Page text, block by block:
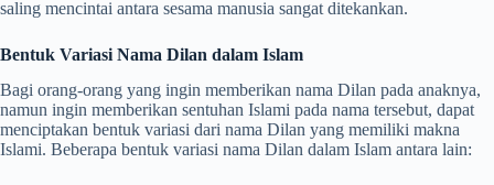
saling mencintai antara sesama manusia sangat ditekankan.
Bentuk Variasi Nama Dilan dalam Islam
Bagi orang-orang yang ingin memberikan nama Dilan pada anaknya,
namun ingin memberikan sentuhan Islami pada nama tersebut, dapat
menciptakan bentuk variasi dari nama Dilan yang memiliki makna
Islami. Beberapa bentuk variasi nama Dilan dalam Islam antara lain: